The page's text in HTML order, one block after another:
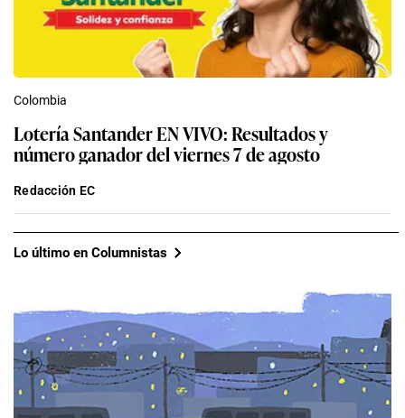
Colombia
Lotería Santander EN VIVO: Resultados y
número ganador del viernes 7 de agosto
Redacción EC
Lo último en Columnistas